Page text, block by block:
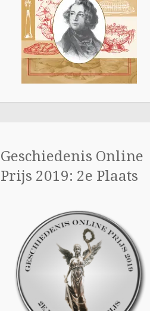
Geschiedenis Online
Prijs 2019: 2e Plaats